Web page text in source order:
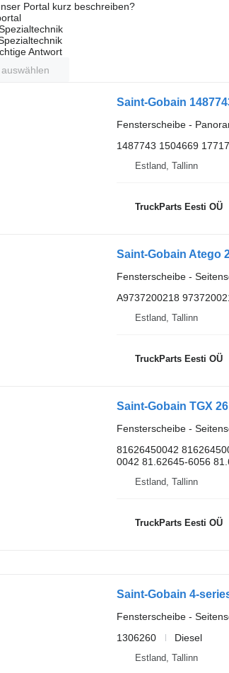
Portal kurz beschreiben?
Antwort
Fensterscheibe -
1487743 1504669
Estland, Tallinn
TruckParts Eesti OÜ
Fensterscheibe -
A9737200218
Estland, Tallinn
TruckParts Eesti OÜ
Fensterscheibe -
81626450042
0042 81.62645-6056
Estland, Tallinn
TruckParts Eesti OÜ
Fensterscheibe -
1306260
Diesel
Estland, Tallinn